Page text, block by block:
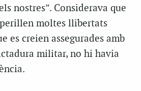
nostres”. Considerava que
moltes llibertats
es creien assegurades amb
militar, no hi havia